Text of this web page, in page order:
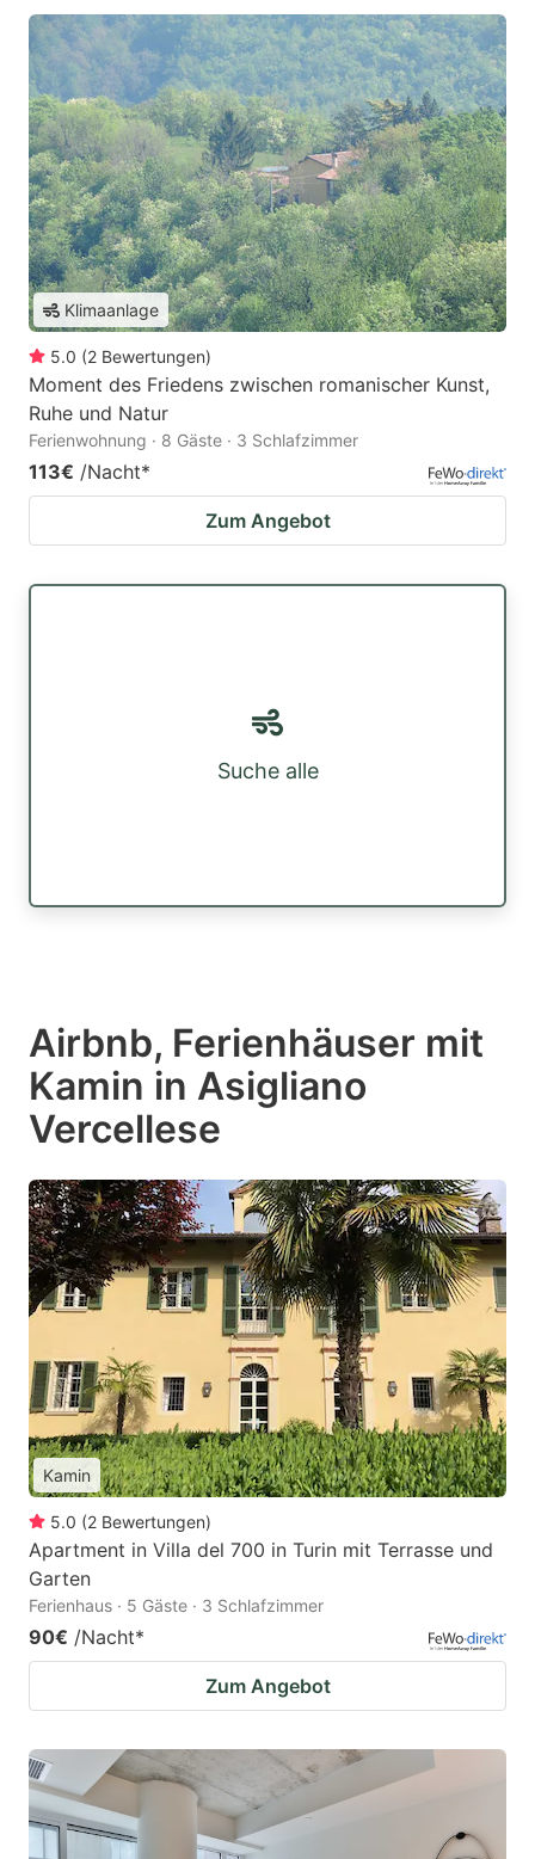
Klimaanlage
5.0 (2 Bewertungen)
Moment des Friedens zwischen romanischer Kunst,
Ruhe und Natur
Ferienwohnung · 8 Gäste · 3 Schlafzimmer
113€ /Nacht*
Zum Angebot
Suche alle
Airbnb, Ferienhäuser mit
Kamin in Asigliano
Vercellese
Kamin
5.0 (2 Bewertungen)
Apartment in Villa del 700 in Turin mit Terrasse und
Garten
Ferienhaus · 5 Gäste · 3 Schlafzimmer
90€ /Nacht*
Zum Angebot